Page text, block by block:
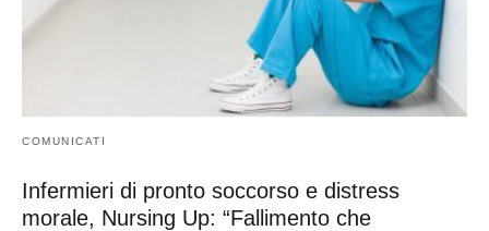
COMUNICATI
Infermieri di pronto soccorso e distress
morale, Nursing Up: “Fallimento che